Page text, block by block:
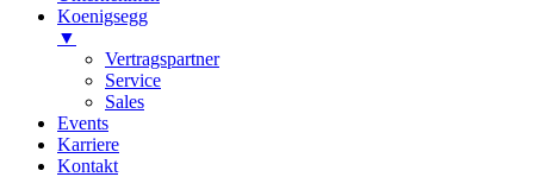
Koenigsegg
▼
Vertragspartner
Service
Sales
Events
Karriere
Kontakt